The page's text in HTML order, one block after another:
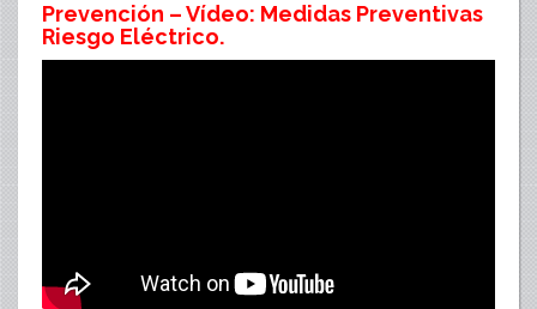
Prevención – Vídeo: Medidas Preventivas
Riesgo Eléctrico.